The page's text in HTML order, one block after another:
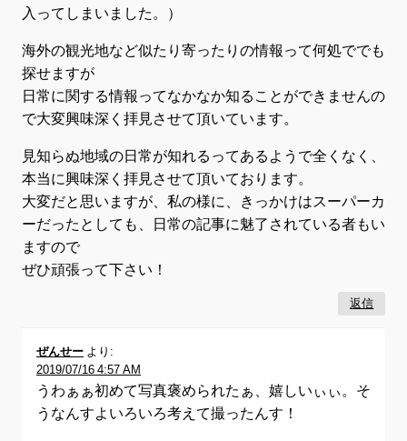
入ってしまいました。）
海外の観光地など似たり寄ったりの情報って何処ででも
探せますが
日常に関する情報ってなかなか知ることができませんの
で大変興味深く拝見させて頂いています。
見知らぬ地域の日常が知れるってあるようで全くなく、
本当に興味深く拝見させて頂いております。
大変だと思いますが、私の様に、きっかけはスーパーカ
ーだったとしても、日常の記事に魅了されている者もい
ますので
ぜひ頑張って下さい！
返信
ぜんせー より:
2019/07/16 4:57 AM
うわぁぁ初めて写真褒められたぁ、嬉しいぃぃ。そ
うなんすよいろいろ考えて撮ったんす！